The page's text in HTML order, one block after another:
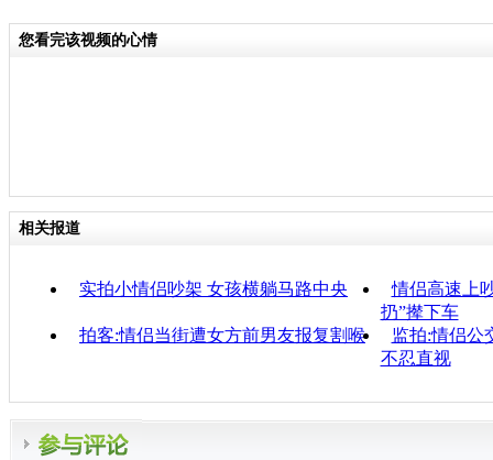
您看完该视频的心情
相关报道
实拍小情侣吵架 女孩横躺马路中央
情侣高速上
扔”撵下车
拍客:情侣当街遭女方前男友报复割喉
监拍:情侣公
不忍直视